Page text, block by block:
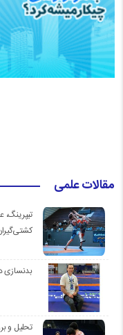
مقالات علمی
تیپرینگ،
بدنسازی
تحلیل و